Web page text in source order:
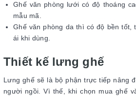
Ghế văn phòng lưới có độ thoáng
mẫu mã.
Ghế văn phòng da thì có độ bền tốt,
ái khi dùng.
Thiết kế lưng ghế
Lưng ghế sẽ là bộ phận trực tiếp nâng
người ngồi. Vì thế, khi chọn mua ghế